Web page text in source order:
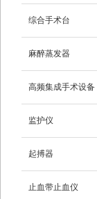
综合手术台
麻醉蒸发器
高频集成手术设备
监护仪
起搏器
止血带止血仪